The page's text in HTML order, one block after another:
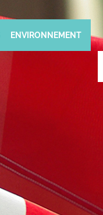
ENVIRONNEMENT